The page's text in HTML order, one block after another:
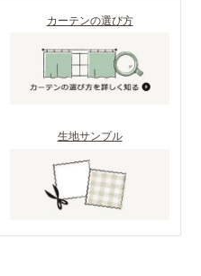
カーテンの選び方
生地サンプル